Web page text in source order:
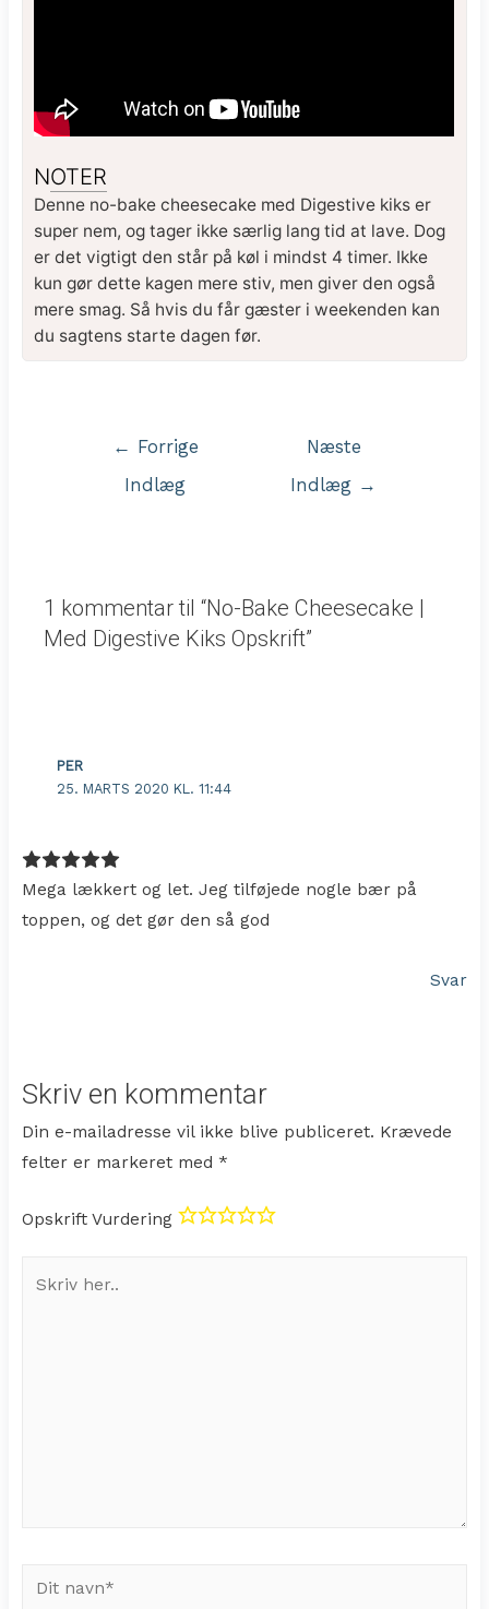
NOTER
Denne no-bake cheesecake med Digestive kiks er
super nem, og tager ikke særlig lang tid at lave. Dog
er det vigtigt den står på køl i mindst 4 timer. Ikke
kun gør dette kagen mere stiv, men giver den også
mere smag. Så hvis du får gæster i weekenden kan
du sagtens starte dagen før.
Indlægsnavigation
←
Forrige
Indlæg
Næste
Indlæg →
1 kommentar til “No-Bake Cheesecake |
Med Digestive Kiks Opskrift”
PER
25. MARTS 2020 KL. 11:44
Mega lækkert og let. Jeg tilføjede nogle bær på
toppen, og det gør den så god
Svar
Skriv en kommentar
Din e-mailadresse vil ikke blive publiceret. Krævede
felter er markeret med *
Opskrift Vurdering
Dit